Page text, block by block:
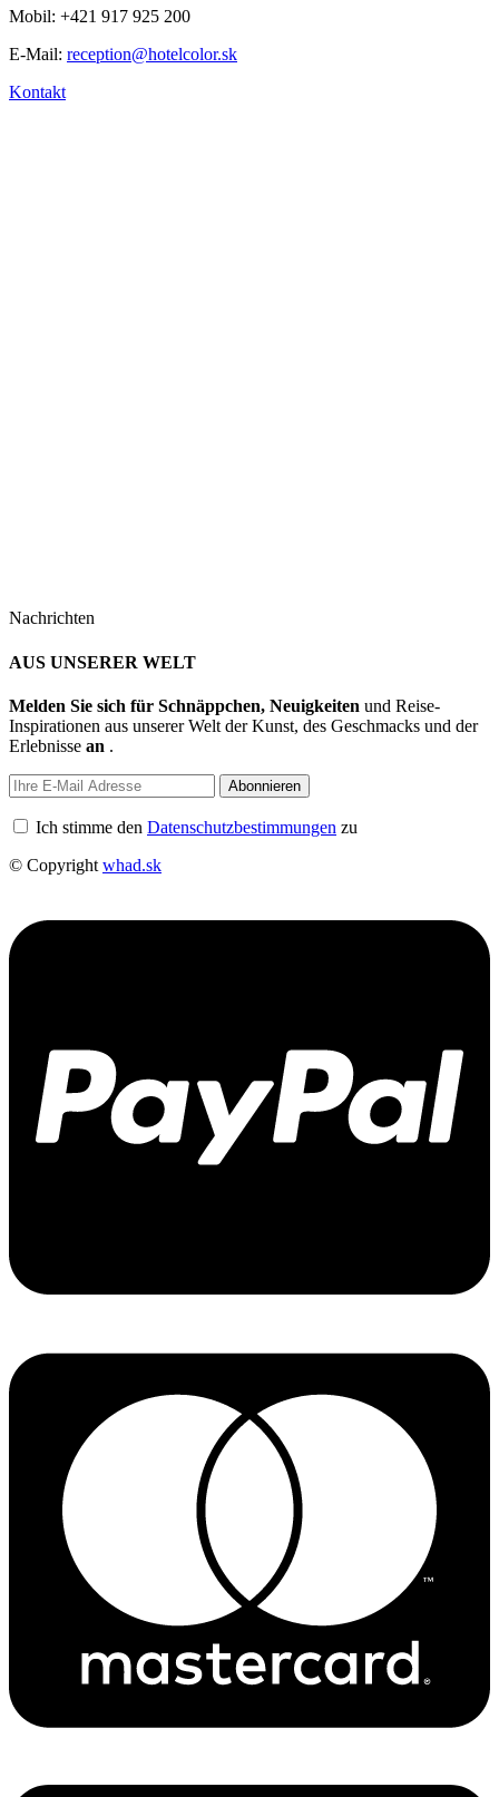
Mobil: +421 917 925 200
E-Mail: reception@hotelcolor.sk
Kontakt
Nachrichten
AUS UNSERER WELT
Melden Sie sich für Schnäppchen, Neuigkeiten und Reise-
Inspirationen aus unserer Welt der Kunst, des Geschmacks und der
Erlebnisse an .
Abonnieren
Ich stimme den Datenschutzbestimmungen zu
© Copyright whad.sk